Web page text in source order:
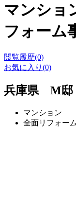
マンショ
フォーム
閲覧履歴(0)
お気に入り(0)
兵庫県 M邸
マンション
全面リフォーム